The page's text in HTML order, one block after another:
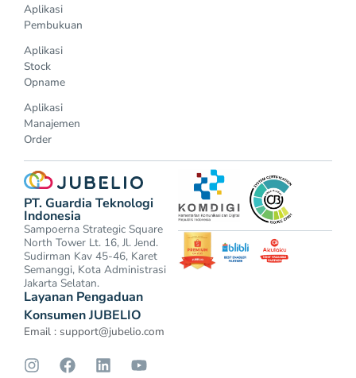
Aplikasi
Pembukuan
Aplikasi
Stock
Opname
Aplikasi
Manajemen
Order
PT. Guardia Teknologi
Indonesia
Sampoerna Strategic Square
North Tower Lt. 16, Jl. Jend.
Sudirman Kav 45-46, Karet
Semanggi, Kota Administrasi
Jakarta Selatan.
Layanan Pengaduan
Konsumen JUBELIO
Email : support@jubelio.com